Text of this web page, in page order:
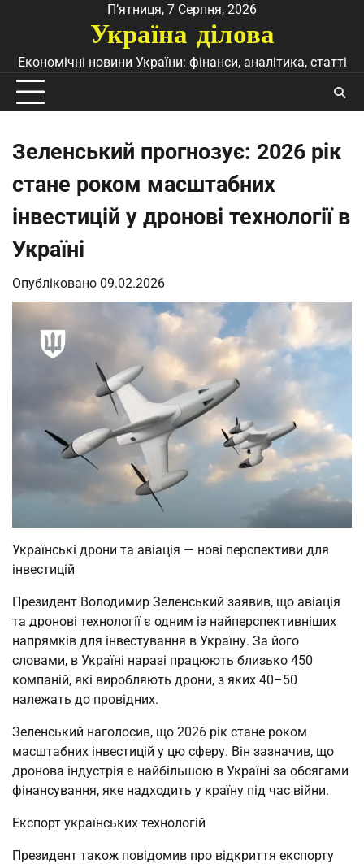
П’ятниця, 7 Серпня, 2026
Україна ділова
Економічні новини України: фінанси, аналітика, статті
Зеленський прогнозує: 2026 рік
стане роком масштабних
інвестицій у дронові технології в
Україні
Опубліковано 09.02.2026
Українські дрони та авіація — нові перспективи для
інвестицій
Президент Володимир Зеленський заявив, що авіація
та дронові технології є одним із найперспективніших
напрямків для інвестування в Україну. За його
словами, в Україні наразі працюють близько 450
компаній, які виробляють дрони, з яких 40–50
належать до провідних.
Зеленський наголосив, що 2026 рік стане роком
масштабних інвестицій у цю сферу. Він зазначив, що
дронова індустрія є найбільшою в Україні за обсягами
фінансування, яке надходить у країну під час війни.
Експорт українських технологій
Президент також повідомив про відкриття експорту